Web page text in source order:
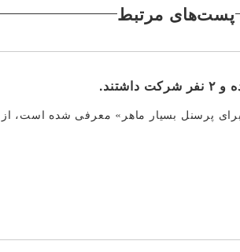
پست‌های مرتبط
پرسنل بسیار ماهر» معرفی شده است، از